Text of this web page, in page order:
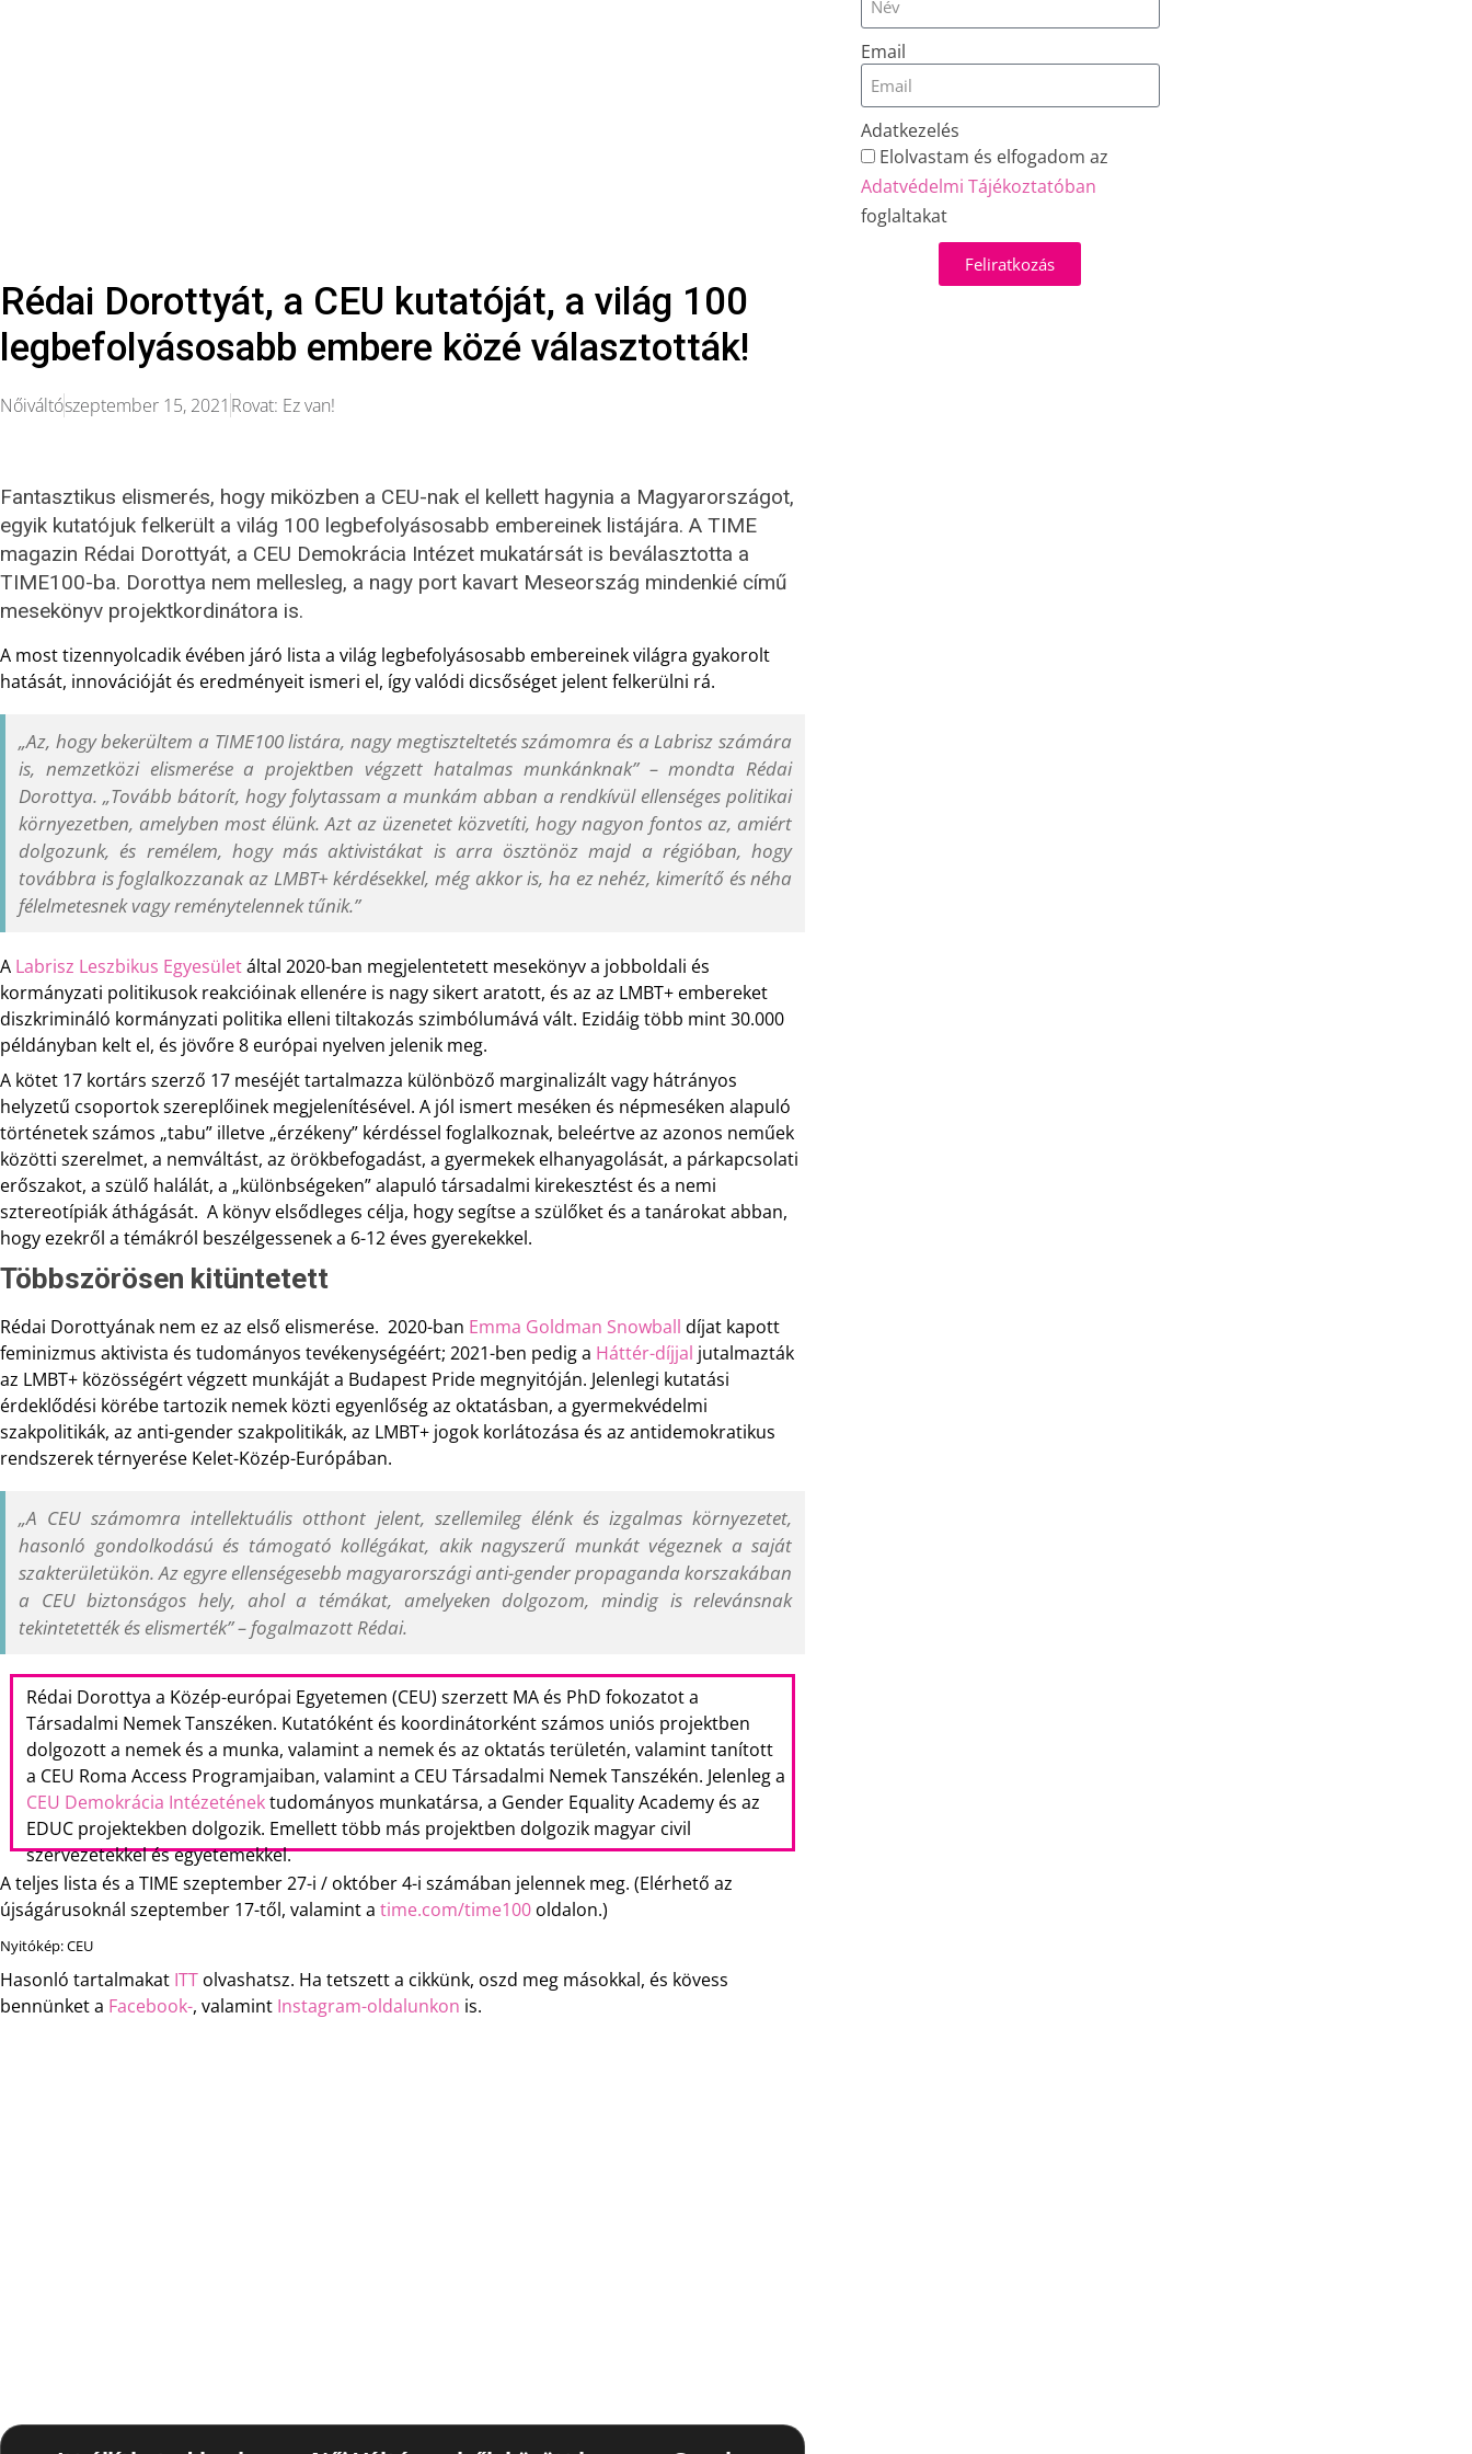
Rédai Dorottyát, a CEU kutatóját, a világ 100
legbefolyásosabb embere közé választották!
Nőiváltószeptember 15, 2021 Rovat: Ez van!
Fantasztikus elismerés, hogy miközben a CEU-nak el kellett hagynia a Magyarországot,
egyik kutatójuk felkerült a világ 100 legbefolyásosabb embereinek listájára. A TIME
magazin Rédai Dorottyát, a CEU Demokrácia Intézet mukatársát is beválasztotta a
TIME100-ba. Dorottya nem mellesleg, a nagy port kavart Meseország mindenkié című
mesekönyv projektkordinátora is.
A most tizennyolcadik évében járó lista a világ legbefolyásosabb embereinek világra gyakorolt
hatását, innovációját és eredményeit ismeri el, így valódi dicsőséget jelent felkerülni rá.
„Az, hogy bekerültem a TIME100 listára, nagy megtiszteltetés számomra és a Labrisz számára
is, nemzetközi elismerése a projektben végzett hatalmas munkánknak” – mondta Rédai
Dorottya. „Tovább bátorít, hogy folytassam a munkám abban a rendkívül ellenséges politikai
környezetben, amelyben most élünk. Azt az üzenetet közvetíti, hogy nagyon fontos az, amiért
dolgozunk, és remélem, hogy más aktivistákat is arra ösztönöz majd a régióban, hogy
továbbra is foglalkozzanak az LMBT+ kérdésekkel, még akkor is, ha ez nehéz, kimerítő és néha
félelmetesnek vagy reménytelennek tűnik.”
A Labrisz Leszbikus Egyesületáltal 2020-ban megjelentetett mesekönyv a jobboldali és
kormányzati politikusok reakcióinak ellenére is nagy sikert aratott, és az az LMBT+ embereket
diszkrimináló kormányzati politika elleni tiltakozás szimbólumává vált. Ezidáig több mint 30.000
példányban kelt el, és jövőre 8 európai nyelven jelenik meg.
A kötet 17 kortárs szerző 17 meséjét tartalmazza különböző marginalizált vagy hátrányos
helyzetű csoportok szereplőinek megjelenítésével. A jól ismert meséken és népmeséken alapuló
történetek számos „tabu” illetve „érzékeny” kérdéssel foglalkoznak, beleértve az azonos neműek
közötti szerelmet, a nemváltást, az örökbefogadást, a gyermekek elhanyagolását, a párkapcsolati
erőszakot, a szülő halálát, a „különbségeken” alapuló társadalmi kirekesztést és a nemi
sztereotípiák áthágását. A könyv elsődleges célja, hogy segítse a szülőket és a tanárokat abban,
hogy ezekről a témákról beszélgessenek a 6-12 éves gyerekekkel.
Többszörösen kitüntetett
Rédai Dorottyának nem ez az első elismerése. 2020-ban Emma Goldman Snowball díjat kapott
feminizmus aktivista és tudományos tevékenységéért; 2021-ben pedig a Háttér-díjjal jutalmazták
az LMBT+ közösségért végzett munkáját a Budapest Pride megnyitóján. Jelenlegi kutatási
érdeklődési körébe tartozik nemek közti egyenlőség az oktatásban, a gyermekvédelmi
szakpolitikák, az anti-gender szakpolitikák, az LMBT+ jogok korlátozása és az antidemokratikus
rendszerek térnyerése Kelet-Közép-Európában.
„A CEU számomra intellektuális otthont jelent, szellemileg élénk és izgalmas környezetet,
hasonló gondolkodású és támogató kollégákat, akik nagyszerű munkát végeznek a saját
szakterületükön. Az egyre ellenségesebb magyarországi anti-gender propaganda korszakában
a CEU biztonságos hely, ahol a témákat, amelyeken dolgozom, mindig is relevánsnak
tekintetették és elismerték” – fogalmazott Rédai.
Rédai Dorottya a Közép-európai Egyetemen (CEU) szerzett MA és PhD fokozatot a
Társadalmi Nemek Tanszéken. Kutatóként és koordinátorként számos uniós projektben
dolgozott a nemek és a munka, valamint a nemek és az oktatás területén, valamint tanított
a CEU Roma Access Programjaiban, valamint a CEU Társadalmi Nemek Tanszékén. Jelenleg a
CEU Demokrácia Intézeténektudományos munkatársa, a Gender Equality Academy és az
EDUC projektekben dolgozik. Emellett több más projektben dolgozik magyar civil
szervezetekkel és egyetemekkel.
A teljes lista és a TIME szeptember 27-i / október 4-i számában jelennek meg. (Elérhető az
újságárusoknál szeptember 17-től, valamint a time.com/time100 oldalon.)
Nyitókép: CEU
Hasonló tartalmakat ITT olvashatsz. Ha tetszett a cikkünk, oszd meg másokkal, és kövess
bennünket a Facebook-, valamint Instagram-oldalunkon is.
Email
Adatkezelés
Elolvastam és elfogadom az
Adatvédelmi Tájékoztatóban
foglaltakat
Feliratkozás